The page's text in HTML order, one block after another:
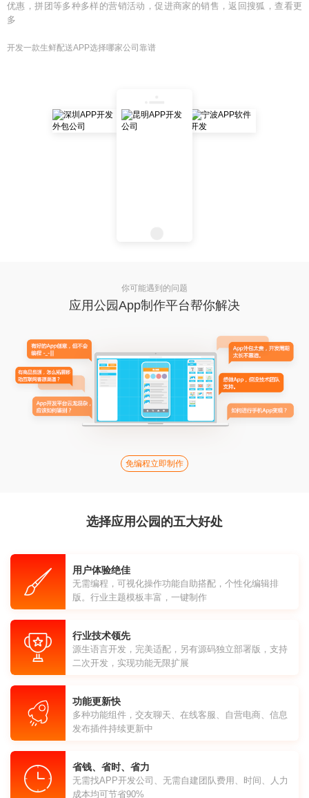
优惠，拼团等多种多样的营销活动，促进商家的销售，返回搜狐，查看更
多
开发一款生鲜配送APP选择哪家公司靠谱
你可能遇到的问题
应用公园App制作平台帮你解决
免编程立即制作
选择应用公园的五大好处
用户体验绝佳
无需编程，可视化操作功能自助搭配，个性化编辑排
版。行业主题模板丰富，一键制作
行业技术领先
源生语言开发，完美适配，另有源码独立部署版，支持
二次开发，实现功能无限扩展
功能更新快
多种功能组件，交友聊天、在线客服、自营电商、信息
发布插件持续更新中
省钱、省时、省力
无需找APP开发公司、无需自建团队费用、时间、人力
成本均可节省90%